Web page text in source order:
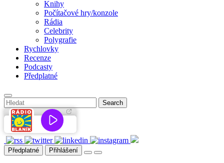
Knihy
Počítačové hry/konzole
Rádia
Celebrity
Polygrafie
Rychlovky
Recenze
Podcasty
Předplatné
Předplatné Přihlášení